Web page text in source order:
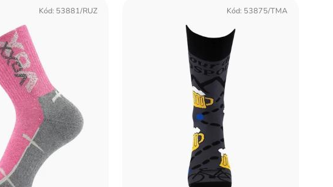
Kód: 53881/RUZ Kód: 53875/TMA